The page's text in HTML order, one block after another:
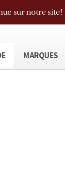
sur notre site!
MARQUES